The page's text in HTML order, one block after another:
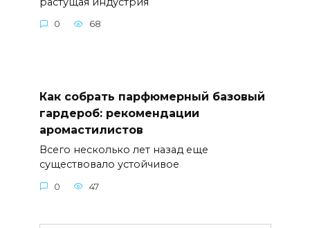
0 68
Как собрать парфюмерный базовый
гардероб: рекомендации
аромастилистов
Всего несколько лет назад еще
существовало устойчивое
0 47